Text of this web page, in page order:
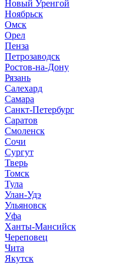
Новый Уренгой
Ноябрьск
Омск
Орел
Пенза
Петрозаводск
Ростов-на-Дону
Рязань
Салехард
Самара
Санкт-Петербург
Саратов
Смоленск
Сочи
Сургут
Тверь
Томск
Тула
Улан-Удэ
Ульяновск
Уфа
Ханты-Мансийск
Череповец
Чита
Якутск